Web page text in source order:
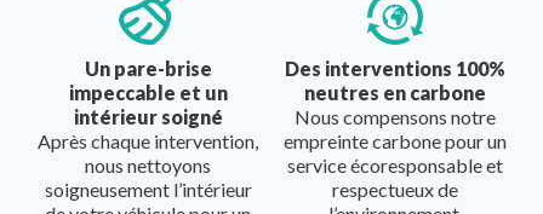
Un pare-brise
impeccable et un
intérieur soigné
Après chaque intervention,
nous nettoyons
soigneusement l’intérieur
Des interventions 100%
neutres en carbone
Nous compensons notre
empreinte carbone pour un
service écoresponsable et
respectueux de